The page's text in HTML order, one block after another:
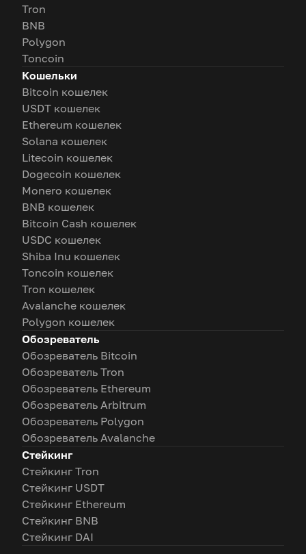
Tron
BNB
Polygon
Toncoin
Кошельки
Bitcoin кошелек
USDT кошелек
Ethereum кошелек
Solana кошелек
Litecoin кошелек
Dogecoin кошелек
Monero кошелек
BNB кошелек
Bitcoin Cash кошелек
USDC кошелек
Shiba Inu кошелек
Toncoin кошелек
Tron кошелек
Avalanche кошелек
Polygon кошелек
Обозреватель
Обозреватель Bitcoin
Обозреватель Tron
Обозреватель Ethereum
Обозреватель Arbitrum
Обозреватель Polygon
Обозреватель Avalanche
Стейкинг
Стейкинг Tron
Стейкинг USDT
Стейкинг Ethereum
Стейкинг BNB
Стейкинг DAI